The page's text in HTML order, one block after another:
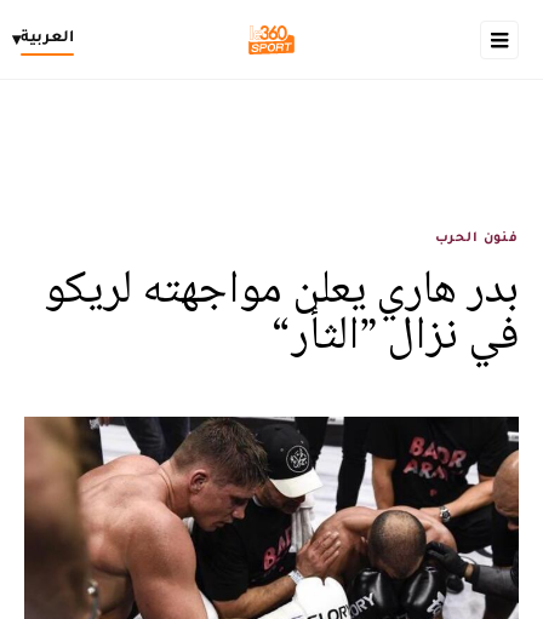
العربية▾
فنون الحرب
بدر هاري يعلن مواجهته لريكو
في نزال ”الثأر“